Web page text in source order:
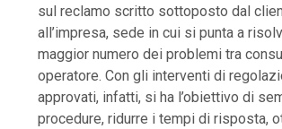
sul reclamo scritto sottoposto dal
all’impresa, sede in cui si punta a
maggior numero dei problemi tra
operatore. Con gli interventi di
approvati, infatti, si ha l’obiettivo di
procedure, ridurre i tempi di risposta,